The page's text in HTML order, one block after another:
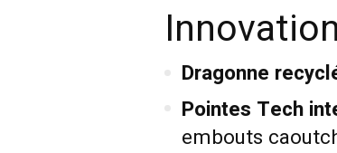
Dragonne
Pointes Tech
embouts